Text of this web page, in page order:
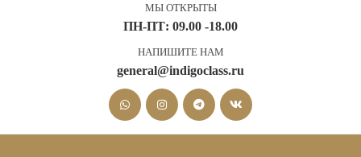
МЫ ОТКРЫТЫ
ПН-ПТ: 09.00 -18.00
НАПИШИТЕ НАМ
general@indigoclass.ru